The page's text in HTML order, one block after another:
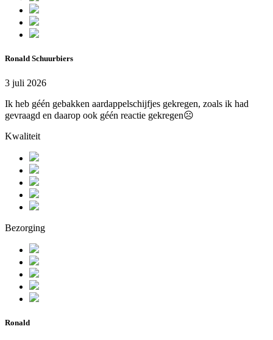
Ronald Schuurbiers
3 juli 2026
Ik heb géén gebakken aardappelschijfjes gekregen, zoals ik had
gevraagd en daarop ook géén reactie gekregen☹️
Kwaliteit
Bezorging
Ronald